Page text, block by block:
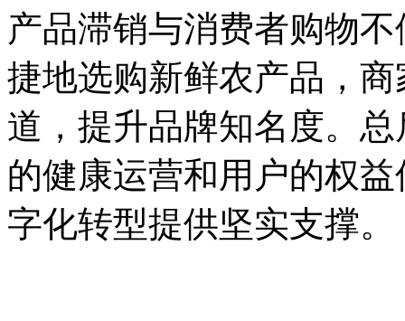
产品滞销与消费者购物
捷地选购新鲜农产品，
道，提升品牌知名度。
的健康运营和用户的权
字化转型提供坚实支撑。